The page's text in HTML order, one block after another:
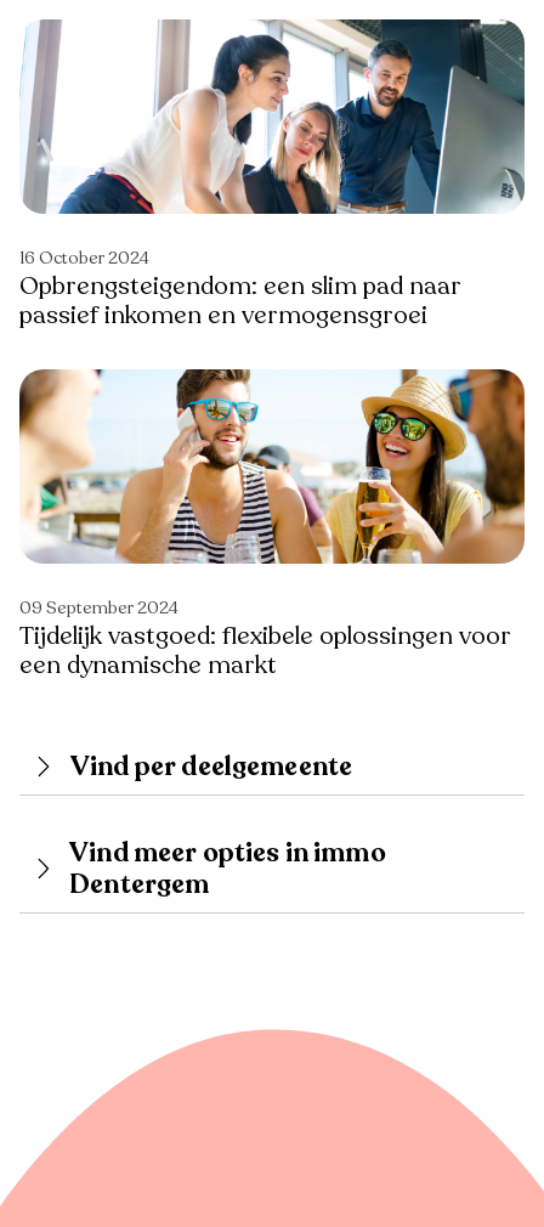
16 October 2024
Opbrengsteigendom: een slim pad naar
passief inkomen en vermogensgroei
09 September 2024
Tijdelijk vastgoed: flexibele oplossingen voor
een dynamische markt
Vind per deelgemeente
Vind meer opties in immo
Dentergem